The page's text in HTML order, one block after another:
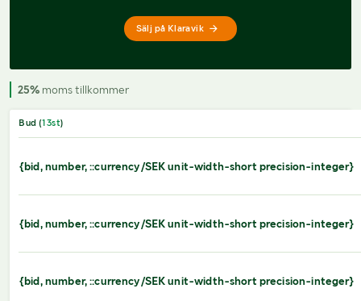
Sälj på Klaravik
25% moms tillkommer
Bud (13st)
{bid, number, ::currency/SEK unit-width-short precision-integer}
{bid, number, ::currency/SEK unit-width-short precision-integer}
{bid, number, ::currency/SEK unit-width-short precision-integer}